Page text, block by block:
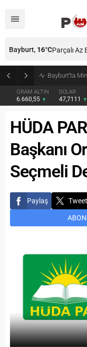
Bayburt’ta
GRAM ALTIN
6.660,55
DOLAR
47,7111
Bayburt, 16°CParçalı Az
HÜDA
Başkanı
Seçmeli
Paylaş